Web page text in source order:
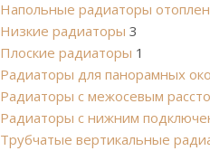
Напольные радиаторы
Низкие радиаторы 3
Плоские радиаторы 1
Радиаторы для панорамных
Радиаторы с межосевым
Радиаторы с нижним
Трубчатые вертикальные